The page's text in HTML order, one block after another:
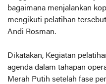
bagaimana menjalankan
mengikuti pelatihan
Andi Rosman.
Dikatakan, Kegiatan
agenda dalam tahapan
Merah Putih setelah fase